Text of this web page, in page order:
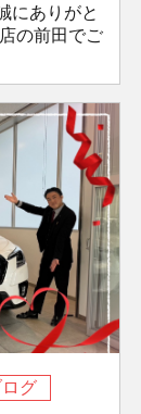
にありがと
の前田でご
グ